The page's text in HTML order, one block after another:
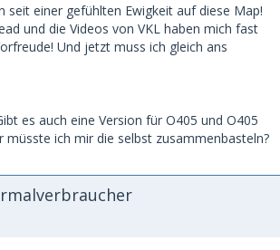
seit einer gefühlten Ewigkeit auf diese Map!
und die Videos von VKL haben mich fast
Und jetzt muss ich gleich ans
es auch eine Version für O405 und O405
müsste ich mir die selbst zusammenbasteln?